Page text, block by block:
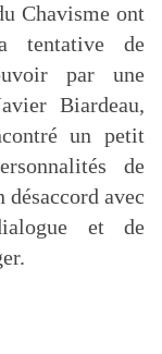
Chavisme ont
tentative de
par une
Biardeau,
un petit
de
avec
et de